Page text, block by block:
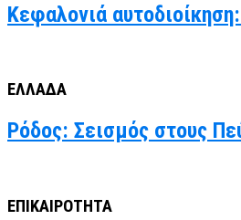
Κεφαλονιά
ΕΛΛΑΔΑ
Ρόδος: Σεισμός στους
ΕΠΙΚΑΙΡΟΤΗΤΑ